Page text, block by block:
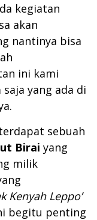
kegiatan
akan
nantinya bisa
ini kami
yang ada di
sebuah
Birai yang
milik
Kenyah Leppo’
begitu penting